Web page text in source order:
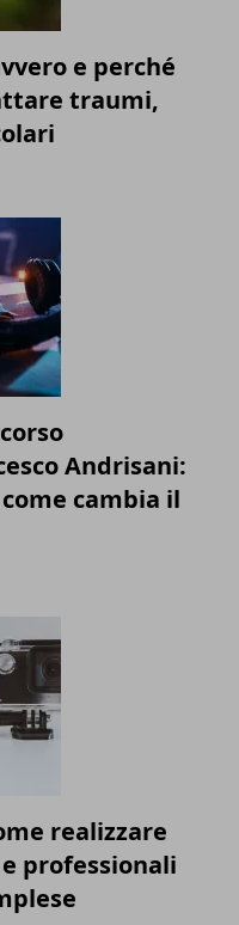
e perché
traumi,
Andrisani:
cambia il
realizzare
professionali